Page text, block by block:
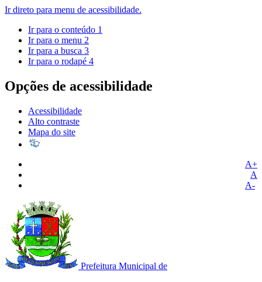
Ir direto para menu de acessibilidade.
Ir para o conteúdo 1
Ir para o menu 2
Ir para a busca 3
Ir para o rodapé 4
Opções de acessibilidade
Acessibilidade
Alto contraste
Mapa do site
A+
A
A-
Prefeitura Municipal de